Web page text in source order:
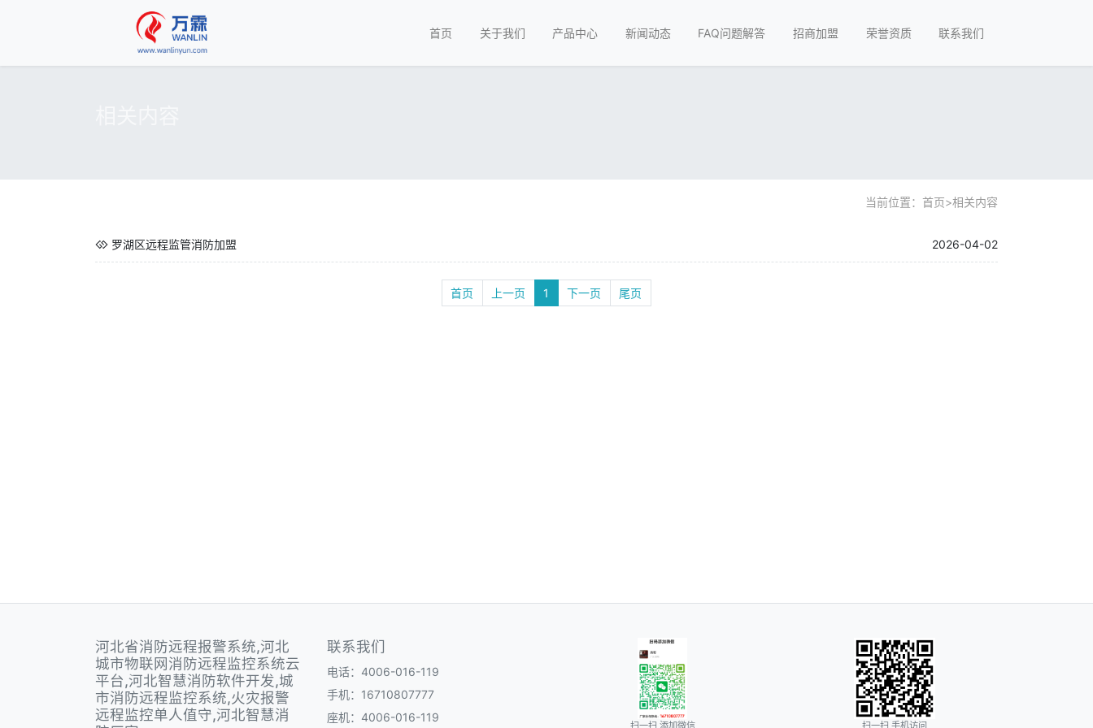
首页 关于我们 产品中心 新闻动态 FAQ问题解答 招商加盟 荣誉资质 联系我们
当前位置： 首页>相关内容
罗湖区远程监管消防加盟 2026-04-02
首页 上一页 1 下一页 尾页
河北省消防远程报警系统,河北
城市物联网消防远程监控系统云
平台,河北智慧消防软件开发,城
市消防远程监控系统,火灾报警
远程监控单人值守,河北智慧消
联系我们
电话：4006-016-119
手机：16710807777
座机：4006-016-119
扫一扫 添加微信 扫一扫 手机访问